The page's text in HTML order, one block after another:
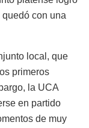
con una
local, que
primeros
la UCA
en partido
de muy